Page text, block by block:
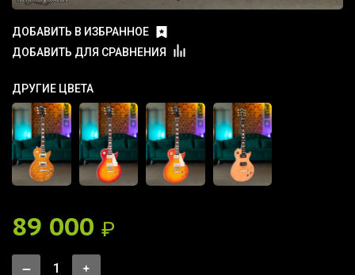
ДОБАВИТЬ В ИЗБРАННОЕ
ДОБАВИТЬ ДЛЯ СРАВНЕНИЯ
ДРУГИЕ ЦВЕТА
89 000 ₽